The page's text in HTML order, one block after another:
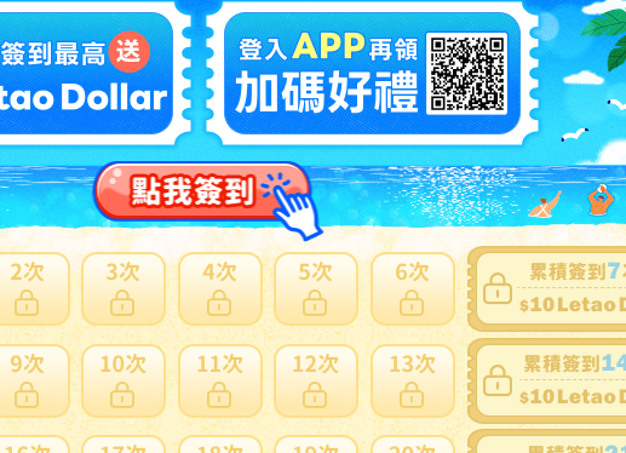
用ハンモック おもちゃ 鳥の巣 文鳥 取り付け簡単 通気性冷却ベッド ベッド
オカメインコ 夏
賣家：rurushop-2
鳥用キャリーバッグ 鳥用 リュック 透明 通気 お出かけ 外出 持ち運び便利
鳥キャリーケージ オウムキャリーバッグ 止まり木付き 組み立て簡単 ホー
ム小屋 バード 大容量 外出便利 通気 お出かけ 病院 旅行 移動用
賣家：wazenshop1
インコ オウム おもちゃ 鳥グッズ 鳥かご 玩具 遊具 ペットグッズ 小鳥 梯子
はしご 爪とぎ 嘴 吊り下げ 遊び道具 ベージュ
賣家： grams-shop